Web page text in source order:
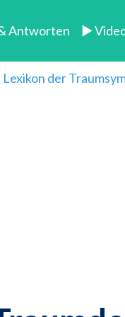
Antworten ►
Lexikon der